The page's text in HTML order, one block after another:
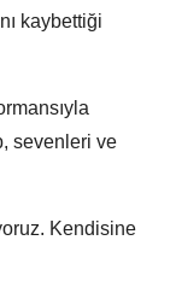
kaybettiği
sevenleri ve
Kendisine